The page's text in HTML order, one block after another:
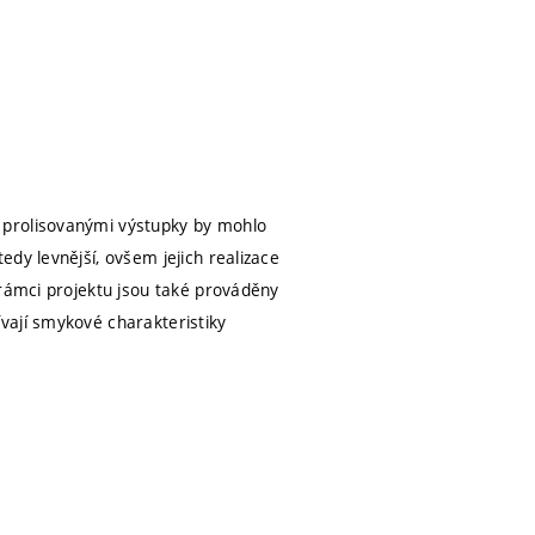
výstupky by mohlo
levnější, ovšem jejich realizace
projektu jsou také prováděny
smykové charakteristiky